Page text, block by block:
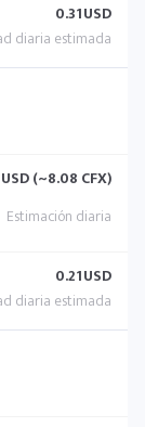
0.31USD
USD (~8.08 CFX)
0.21USD